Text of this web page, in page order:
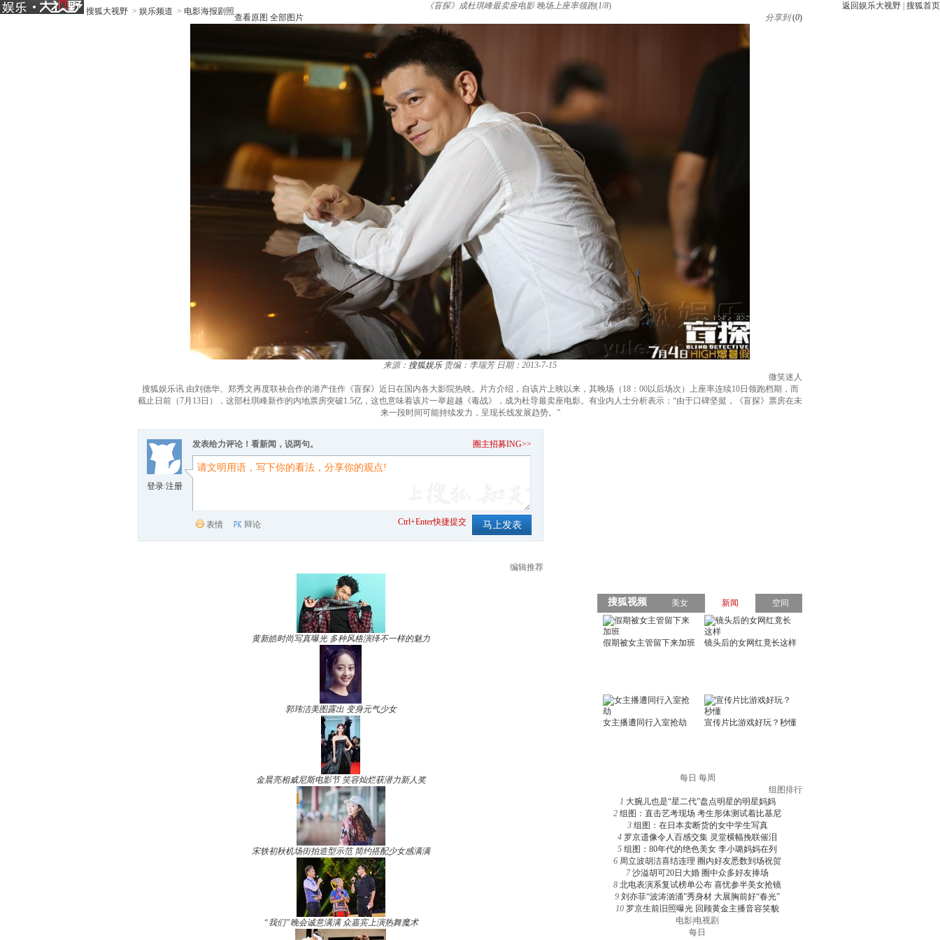
搜狐大视野 > 娱乐频道 > 电影海报剧照
返回娱乐大视野 搜狐首页
《盲探》成杜琪峰最卖座电影 晚场上座率领跑(1/8)
查看原图 全部图片 分享到 (0)
来源： 搜狐娱乐 责编：李瑞芳 日期：2013-7-15
微笑迷人
搜狐娱乐讯 由刘德华、郑秀文再度联袂合作的港产佳作《盲探》近日在国内各大影院热映。片方介绍，自该片上映以来，其晚场（18：00以后场次）上座率连续10日领跑档期，而
截止日前（7月13日），这部杜琪峰新作的内地票房突破1.5亿，这也意味着该片一举超越《毒战》，成为杜导最卖座电影。有业内人士分析表示：“由于口碑坚挺，《盲探》票房在未
来一段时间可能持续发力，呈现长线发展趋势。”
登录/注册
发表给力评论！看新闻，说两句。 圈主招募ING>>
表情 辩论 Ctrl+Enter快捷提交
编辑推荐
黄新皓时尚写真曝光 多种风格演绎不一样的魅力
郭玮洁美图露出 变身元气少女
金晨亮相威尼斯电影节 笑容灿烂获潜力新人奖
宋轶初秋机场街拍造型示范 简约搭配少女感满满
“我们”晚会诚意满满 众嘉宾上演热舞魔术
每日 每周
组图排行
1 大腕儿也是“星二代”盘点明星的明星妈妈
2 组图：直击艺考现场 考生形体测试着比基尼
3 组图：在日本卖断货的女中学生写真
4 罗京遗像令人百感交集 灵堂横幅挽联催泪
5 组图：80年代的绝色美女 李小璐妈妈在列
6 周立波胡洁喜结连理 圈内好友悉数到场祝贺
7 沙溢胡可20日大婚 圈中众多好友捧场
8 北电表演系复试榜单公布 喜忧参半美女抢镜
9 刘亦菲“波涛汹涌”秀身材 大展胸前好“春光”
10 罗京生前旧照曝光 回顾黄金主播音容笑貌
电影 电视剧
每日